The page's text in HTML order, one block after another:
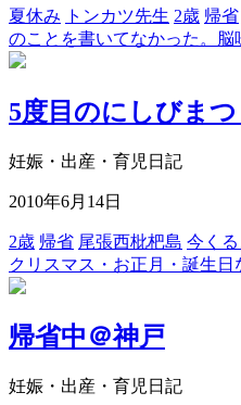
夏休み トンカツ先生 2歳 帰省
のことを書いてなかった。
5度目のにしびまつ
妊娠・出産・育児日記
2010年6月14日
2歳 帰省 尾張西枇杷島 今くる
クリスマス・お正月・誕生
帰省中＠神戸
妊娠・出産・育児日記